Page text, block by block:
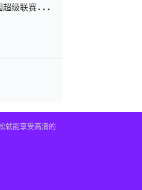
级联赛的前
就能享受高清的